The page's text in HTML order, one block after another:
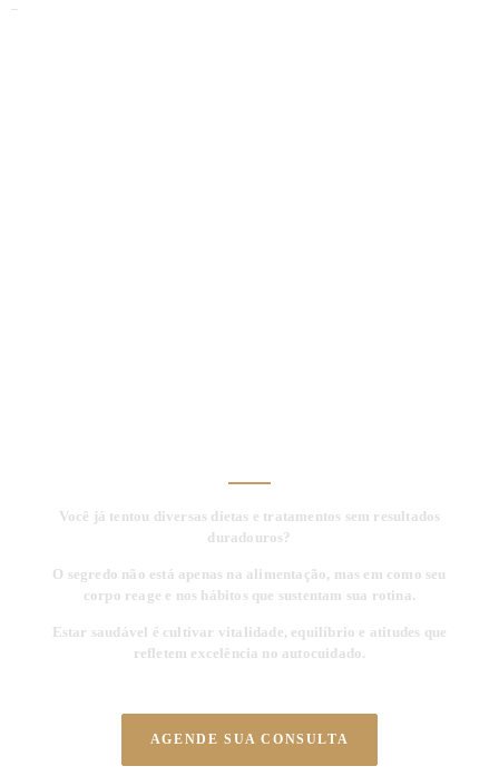
Você já tentou diversas dietas e tratamentos sem resultados
duradouros?
O segredo não está apenas na alimentação, mas em como seu
corpo reage e nos hábitos que sustentam sua rotina.
Estar saudável é cultivar vitalidade, equilíbrio e atitudes que
refletem excelência no autocuidado.
AGENDE SUA CONSULTA